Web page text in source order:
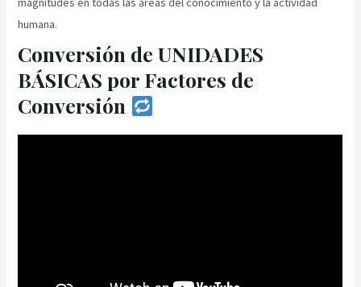
humana.
Conversión de UNIDADES
BÁSICAS por Factores de
Conversión